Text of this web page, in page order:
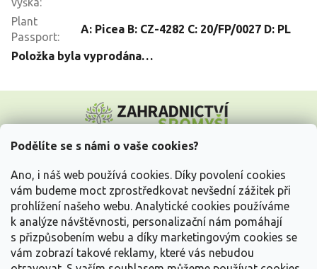
Podělíte se s námi o vaše cookies?
Ano, i náš web používá cookies. Díky povolení cookies
vám budeme moct zprostředkovat nevšední zážitek při
prohlížení našeho webu. Analytické cookies používáme
k analýze návštěvnosti, personalizační nám pomáhají
s přizpůsobením webu a díky marketingovým cookies se
vám zobrazí takové reklamy, které vás nebudou
Plant
Passport:
A: Picea B: CZ-4282 C: 20/FP/0027 D: PL
Položka byla vyprodána…
p
Vše o nákupu
Informace pro Vás
Kontakujte nás